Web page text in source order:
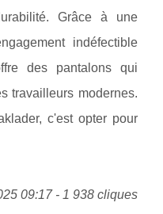
Grâce à une
indéfectible
des pantalons qui
travailleurs modernes.
c'est opter pour
09:17 - 1 938 cliques